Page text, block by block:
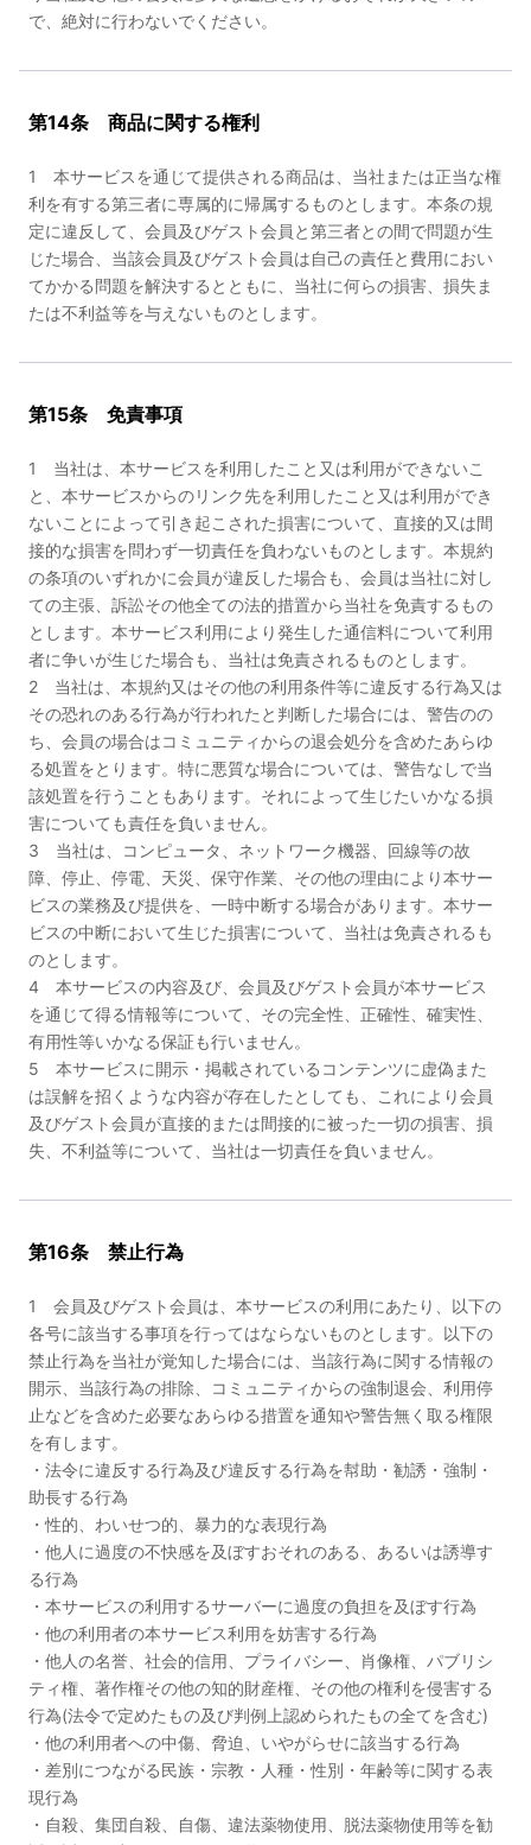
で、絶対に行わないでください。
第14条 商品に関する権利
1 本サービスを通じて提供される商品は、当社または正当な権
利を有する第三者に専属的に帰属するものとします。本条の規
定に違反して、会員及びゲスト会員と第三者との間で問題が生
じた場合、当該会員及びゲスト会員は自己の責任と費用におい
てかかる問題を解決するとともに、当社に何らの損害、損失ま
たは不利益等を与えないものとします。
第15条 免責事項
1 当社は、本サービスを利用したこと又は利用ができないこ
と、本サービスからのリンク先を利用したこと又は利用ができ
ないことによって引き起こされた損害について、直接的又は間
接的な損害を問わず一切責任を負わないものとします。本規約
の条項のいずれかに会員が違反した場合も、会員は当社に対し
ての主張、訴訟その他全ての法的措置から当社を免責するもの
とします。本サービス利用により発生した通信料について利用
者に争いが生じた場合も、当社は免責されるものとします。
2 当社は、本規約又はその他の利用条件等に違反する行為又は
その恐れのある行為が行われたと判断した場合には、警告のの
ち、会員の場合はコミュニティからの退会処分を含めたあらゆ
る処置をとります。特に悪質な場合については、警告なしで当
該処置を行うこともあります。それによって生じたいかなる損
害についても責任を負いません。
3 当社は、コンピュータ、ネットワーク機器、回線等の故
障、停止、停電、天災、保守作業、その他の理由により本サー
ビスの業務及び提供を、一時中断する場合があります。本サー
ビスの中断において生じた損害について、当社は免責されるも
のとします。
4 本サービスの内容及び、会員及びゲスト会員が本サービス
を通じて得る情報等について、その完全性、正確性、確実性、
有用性等いかなる保証も行いません。
5 本サービスに開示・掲載されているコンテンツに虚偽また
は誤解を招くような内容が存在したとしても、これにより会員
及びゲスト会員が直接的または間接的に被った一切の損害、損
失、不利益等について、当社は一切責任を負いません。
第16条 禁止行為
1 会員及びゲスト会員は、本サービスの利用にあたり、以下の
各号に該当する事項を行ってはならないものとします。以下の
禁止行為を当社が覚知した場合には、当該行為に関する情報の
開示、当該行為の排除、コミュニティからの強制退会、利用停
止などを含めた必要なあらゆる措置を通知や警告無く取る権限
を有します。
・法令に違反する行為及び違反する行為を幇助・勧誘・強制・
助長する行為
・性的、わいせつ的、暴力的な表現行為
・他人に過度の不快感を及ぼすおそれのある、あるいは誘導す
る行為
・本サービスの利用するサーバーに過度の負担を及ぼす行為
・他の利用者の本サービス利用を妨害する行為
・他人の名誉、社会的信用、プライバシー、肖像権、パブリシ
ティ権、著作権その他の知的財産権、その他の権利を侵害する
行為(法令で定めたもの及び判例上認められたもの全てを含む)
・他の利用者への中傷、脅迫、いやがらせに該当する行為
・差別につながる民族・宗教・人種・性別・年齢等に関する表
現行為
・自殺、集団自殺、自傷、違法薬物使用、脱法薬物使用等を勧